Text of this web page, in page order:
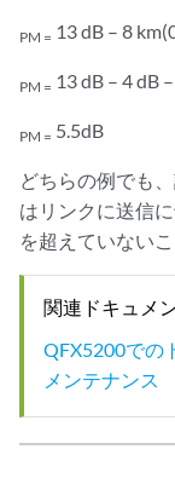
PM = 13 dB – 8
PM = 13 dB – 4 dB
PM = 5.5dB
どちらの例でも
はリンクに送信
を超えていない
関連ドキュメ
QFX5200での
メンテナンス